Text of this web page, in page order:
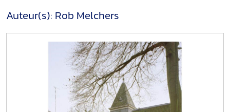
Auteur(s): Rob Melchers